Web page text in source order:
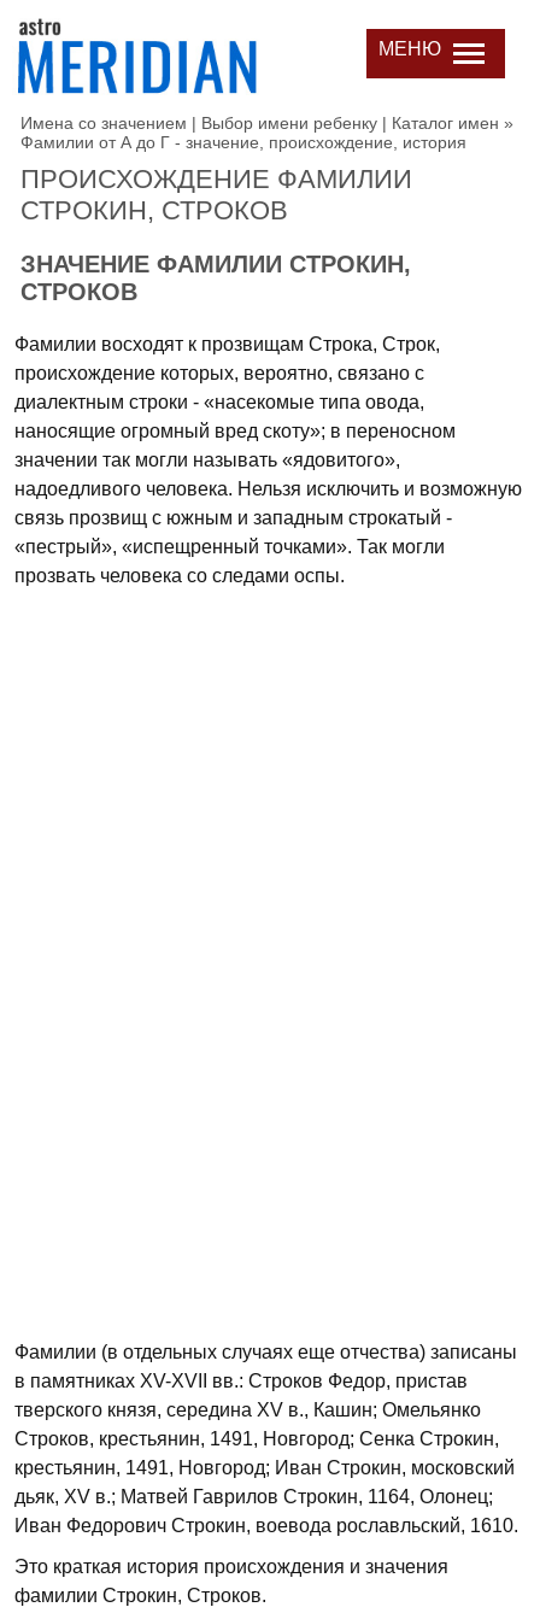
МЕНЮ
Имена со значением | Выбор имени ребенку | Каталог имен »
Фамилии от А до Г - значение, происхождение, история
ПРОИСХОЖДЕНИЕ ФАМИЛИИ
СТРОКИН, СТРОКОВ
ЗНАЧЕНИЕ ФАМИЛИИ СТРОКИН,
СТРОКОВ
Фамилии восходят к прозвищам Строка, Строк,
происхождение которых, вероятно, связано с
диалектным строки - «насекомые типа овода,
наносящие огромный вред скоту»; в переносном
значении так могли называть «ядовитого»,
надоедливого человека. Нельзя исключить и возможную
связь прозвищ с южным и западным строкатый -
«пестрый», «испещренный точками». Так могли
прозвать человека со следами оспы.
Фамилии (в отдельных случаях еще отчества) записаны
в памятниках XV-XVII вв.: Строков Федор, пристав
тверского князя, середина XV в., Кашин; Омельянко
Строков, крестьянин, 1491, Новгород; Сенка Строкин,
крестьянин, 1491, Новгород; Иван Строкин, московский
дьяк, XV в.; Матвей Гаврилов Строкин, 1164, Олонец;
Иван Федорович Строкин, воевода рославльский, 1610.
Это краткая история происхождения и значения
фамилии Строкин, Строков.